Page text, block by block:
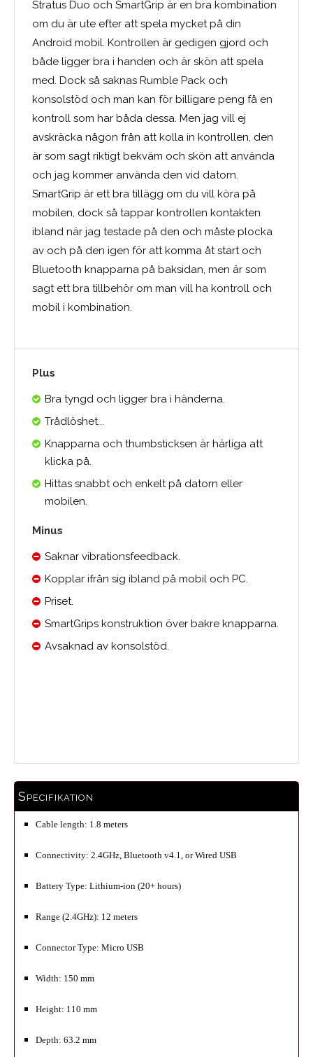
Stratus Duo och SmartGrip är en bra kombination
om du är ute efter att spela mycket på din
Android mobil. Kontrollen är gedigen gjord och
både ligger bra i handen och är skön att spela
med. Dock så saknas Rumble Pack och
konsolstöd och man kan för billigare peng få en
kontroll som har båda dessa. Men jag vill ej
avskräcka någon från att kolla in kontrollen, den
är som sagt riktigt bekväm och skön att använda
och jag kommer använda den vid datorn.
SmartGrip är ett bra tillägg om du vill köra på
mobilen, dock så tappar kontrollen kontakten
ibland när jag testade på den och måste plocka
av och på den igen för att komma åt start och
Bluetooth knapparna på baksidan, men är som
sagt ett bra tillbehör om man vill ha kontroll och
mobil i kombination.
Plus
Bra tyngd och ligger bra i händerna.
Trådlöshet...
Knapparna och thumbsticksen är härliga att
klicka på.
Hittas snabbt och enkelt på datorn eller
mobilen.
Minus
Saknar vibrationsfeedback.
Kopplar ifrån sig ibland på mobil och PC.
Priset.
SmartGrips konstruktion över bakre knapparna.
Avsaknad av konsolstöd.
Specifikation
Cable length: 1.8 meters
Connectivity: 2.4GHz, Bluetooth v4.1, or Wired USB
Battery Type: Lithium-ion (20+ hours)
Range (2.4GHz): 12 meters
Connector Type: Micro USB
Width: 150 mm
Height: 110 mm
Depth: 63.2 mm